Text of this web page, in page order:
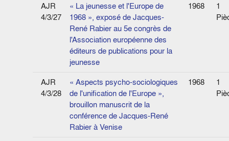
AJR
4/3/27
« La jeunesse et l'Europe de
1968 », exposé de Jacques-
René Rabier au 5e congrès de
l'Association européenne des
éditeurs de publications pour la
jeunesse
1968
1
AJR
4/3/28
« Aspects psycho-sociologiques
de l'unification de l'Europe »,
brouillon manuscrit de la
conférence de Jacques-René
Rabier à Venise
1968
1